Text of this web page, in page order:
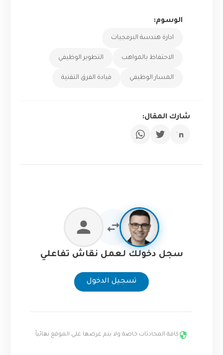
الوسوم:
ادارة هندسة البرمجيات
الاحتفاظ بالمواهب التطوير الوظيفي
المسار الوظيفي قيادة الفرق التقنية
شارك المقال:
سجل دخولك لعمل نقاش تفاعلي
تسجيل الدخول
كافة المحادثات خاصة ولا يتم عرضها على الموقع نهائياً